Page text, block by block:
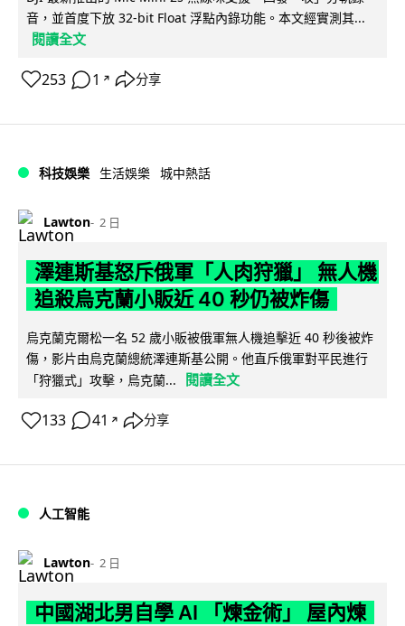
音，並首度下放 32-bit Float 浮點內錄功能。本文經實測其...
閱讀全文
253 1 ↗ 分享
科技娛樂 生活娛樂 城中熱話
Lawton 2 日
澤連斯基怒斥俄軍「人肉狩獵」 無人機
追殺烏克蘭小販近 40 秒仍被炸傷
烏克蘭克爾松一名 52 歲小販被俄軍無人機追擊近 40 秒後被炸
傷，影片由烏克蘭總統澤連斯基公開。他直斥俄軍對平民進行
「狩獵式」攻擊，烏克蘭...
閱讀全文
133 41 ↗ 分享
人工智能
Lawton 2 日
中國湖北男自學 AI 「煉金術」 屋內煉